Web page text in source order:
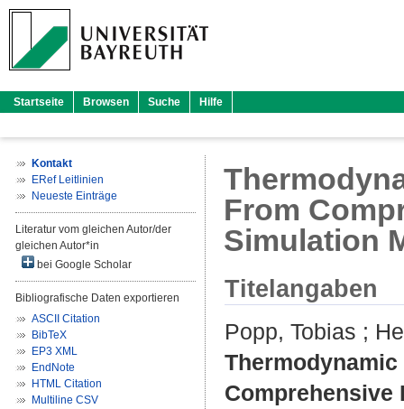
Startseite Browsen Suche Hilfe
Kontakt
ERef Leitlinien
Neueste Einträge
Literatur vom gleichen Autor/der
gleichen Autor*in
bei Google Scholar
Bibliografische Daten exportieren
ASCII Citation
BibTeX
EP3 XML
EndNote
HTML Citation
Multiline CSV
From
Simulation
Titelangaben
Popp, Tobias ;
Thermodynamic
Comprehensive